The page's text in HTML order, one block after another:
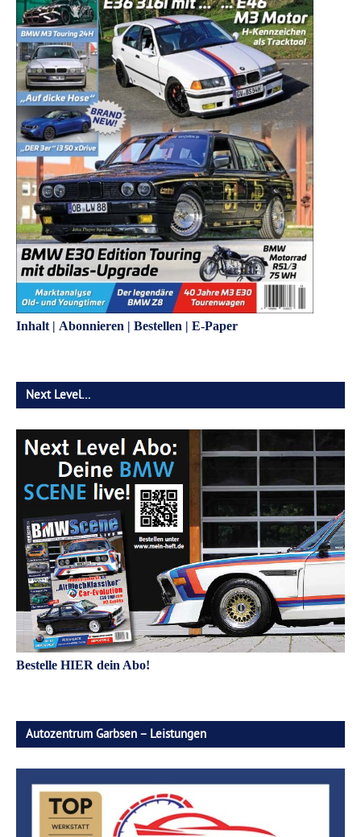
Inhalt | Abonnieren | Bestellen | E-Paper
Next Level…
Bestelle HIER dein Abo!
Autozentrum Garbsen – Leistungen